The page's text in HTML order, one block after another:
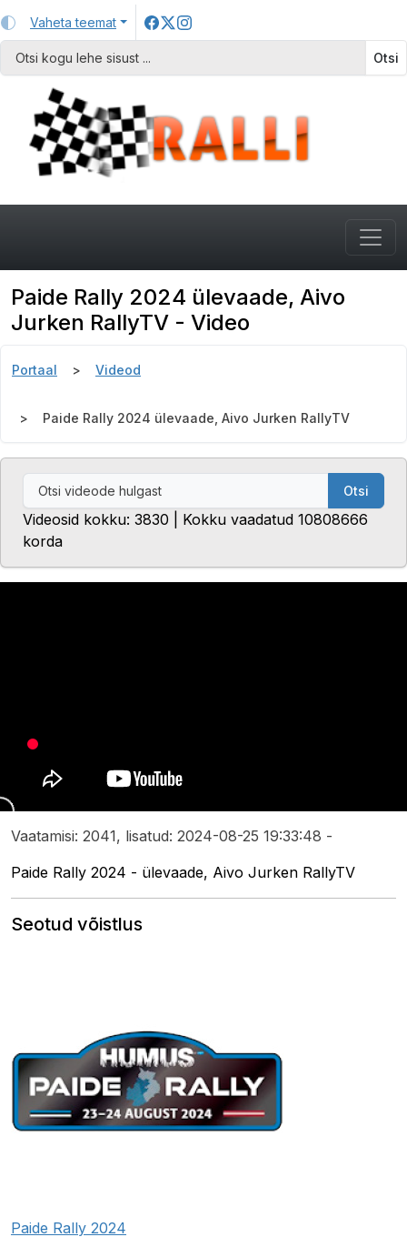
Vaheta teemat
Otsi
Paide Rally 2024 ülevaade, Aivo
Jurken RallyTV - Video
Portaal Videod
Paide Rally 2024 ülevaade, Aivo Jurken RallyTV
Otsi
Videosid kokku: 3830 | Kokku vaadatud 10808666
korda
Vaatamisi: 2041, lisatud: 2024-08-25 19:33:48 -
Paide Rally 2024 - ülevaade, Aivo Jurken RallyTV
Seotud võistlus
Paide Rally 2024